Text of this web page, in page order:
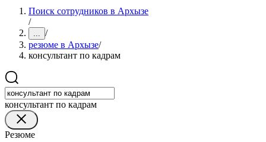
Поиск сотрудников в Архызе
/
... /
резюме в Архызе/
консультант по кадрам
консультант по кадрам
Резюме